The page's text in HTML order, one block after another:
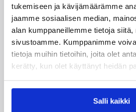
tukemiseen ja kävijämäärämme
jaamme sosiaalisen median,
alan kumppaneillemme tietoja
sivustoamme. Kumppanimme
tietoja muihin tietoihin, joita olet
kerätty, kun olet käyttänyt heidän
Salli kaikki
Katso myös